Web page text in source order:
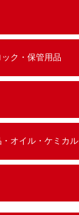
ク・保管用品
オイル・ケミカル